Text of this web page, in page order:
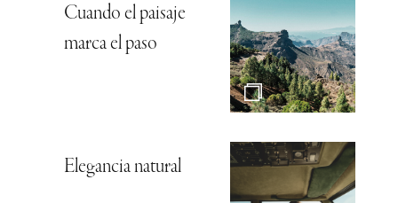
Cuando el paisaje
marca el paso
Elegancia natural